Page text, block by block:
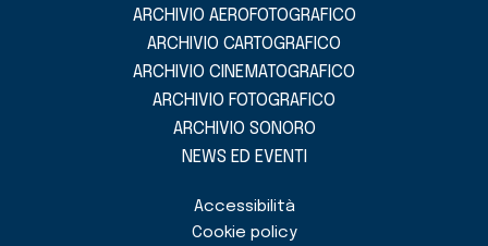
ARCHIVIO AEROFOTOGRAFICO
ARCHIVIO CARTOGRAFICO
ARCHIVIO CINEMATOGRAFICO
ARCHIVIO FOTOGRAFICO
ARCHIVIO SONORO
NEWS ED EVENTI
Accessibilità
Cookie policy